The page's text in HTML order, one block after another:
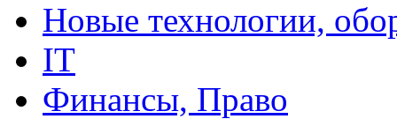
Новые технологии,
IT
Финансы, Право